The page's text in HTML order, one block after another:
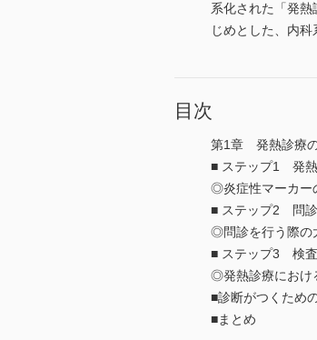
系化された「発
じめとした、内科
目次
第1章 発熱診療
■ ステップ1 発熱
◎炎症性マーカー
■ ステップ2 問診
◎問診を行う際の
■ ステップ3 検査
◎発熱診療におけ
■診断がつくため
■まとめ